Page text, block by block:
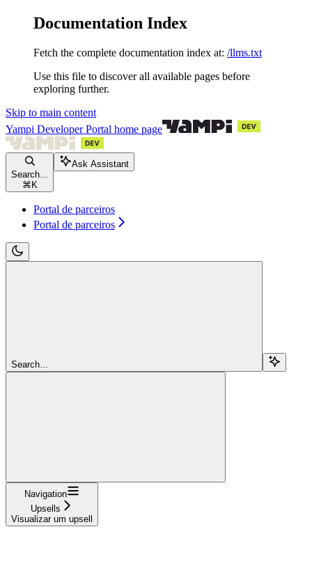
Documentation Index
Fetch the complete documentation index at: /llms.txt
Use this file to discover all available pages before
exploring further.
Skip to main content
Yampi Developer Portal home page
Search...
⌘ K
Ask Assistant
Portal de parceiros
Portal de parceiros
Search...
Navigation
Upsells
Visualizar um upsell